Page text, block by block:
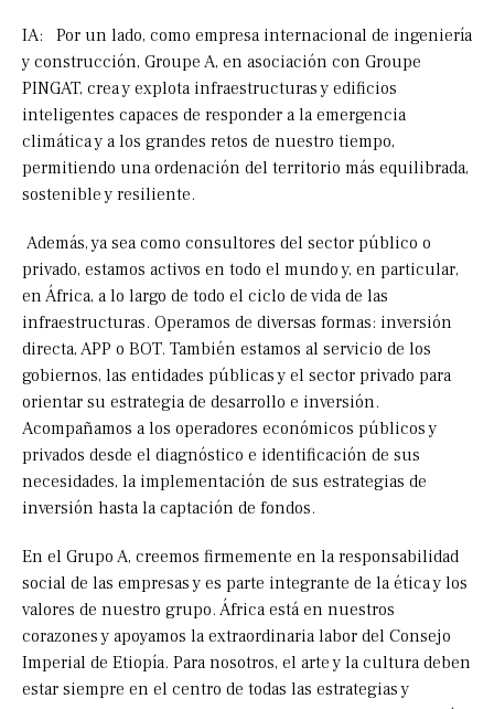
IA: Por un lado, como empresa internacional de ingeniería
y construcción, Groupe A, en asociación con Groupe
PINGAT, crea y explota infraestructuras y edificios
inteligentes capaces de responder a la emergencia
climática y a los grandes retos de nuestro tiempo,
permitiendo una ordenación del territorio más equilibrada,
sostenible y resiliente.
Además, ya sea como consultores del sector público o
privado, estamos activos en todo el mundo y, en particular,
en África, a lo largo de todo el ciclo de vida de las
infraestructuras. Operamos de diversas formas: inversión
directa, APP o BOT. También estamos al servicio de los
gobiernos, las entidades públicas y el sector privado para
orientar su estrategia de desarrollo e inversión.
Acompañamos a los operadores económicos públicos y
privados desde el diagnóstico e identificación de sus
necesidades, la implementación de sus estrategias de
inversión hasta la captación de fondos.
En el Grupo A, creemos firmemente en la responsabilidad
social de las empresas y es parte integrante de la ética y los
valores de nuestro grupo. África está en nuestros
corazones y apoyamos la extraordinaria labor del Consejo
Imperial de Etiopía. Para nosotros, el arte y la cultura deben
estar siempre en el centro de todas las estrategias y